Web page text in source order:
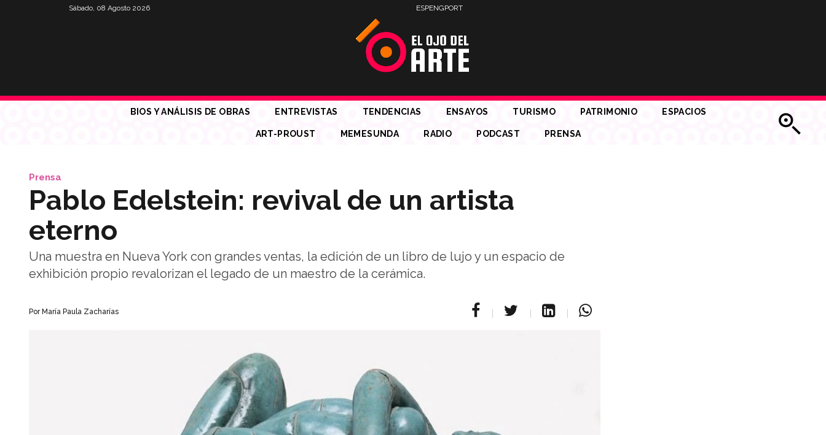
Sábado, 08 Agosto 2026 ESPENGPORT
BIOS Y ANÁLISIS DE OBRAS ENTREVISTAS TENDENCIAS ENSAYOS TURISMO PATRIMONIO ESPACIOS
ART-PROUST MEMESUNDA RADIO PODCAST PRENSA
Prensa
Pablo Edelstein: revival de un artista
eterno
Una muestra en Nueva York con grandes ventas, la edición de un libro de lujo y un espacio de
exhibición propio revalorizan el legado de un maestro de la cerámica.
Por María Paula Zacharías